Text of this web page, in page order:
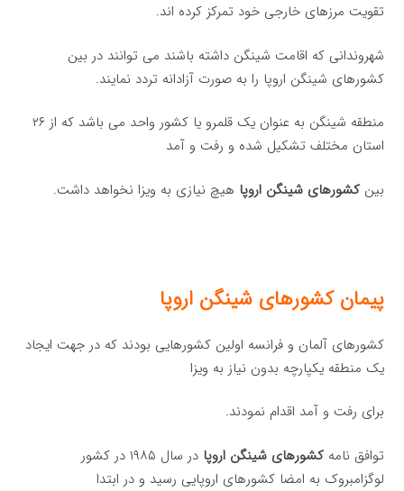
تقویت مرزهای خارجی خود تمرکز کرده ‌اند.
شهروندانی که اقامت شینگن داشته باشند می توانند در بین
کشورهای شینگن اروپا را به صورت آزادانه تردد نمایند.
منطقه شینگن به عنوان یک قلمرو یا کشور واحد می باشد که از ۲۶
استان مختلف تشکیل شده و رفت‌ و آمد
بینکشورهای شینگن اروپا هیچ نیازی به ویزا نخواهد داشت.
پیمان کشورهای شینگن اروپا
کشورهای آلمان و فرانسه اولین کشورهایی بودند که در جهت ایجاد
یک منطقه یکپارچه بدون نیاز به ویزا
برای رفت‌ و آمد اقدام نمودند.
توافق ‌نامهکشورهای شینگن اروپا
در سال ۱۹۸۵ در کشور
لوگزامبروک به امضا کشورهای اروپایی رسید و در ابتدا